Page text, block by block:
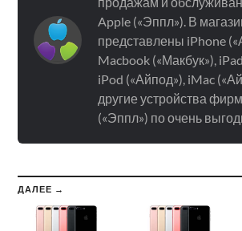
Apple («Эппл»). В
представлены iPhone
Macbook («Макбук»),
iPod («Айпод»), iMac
другие устройства
(«Эппл») по очень
ДАЛЕЕ →